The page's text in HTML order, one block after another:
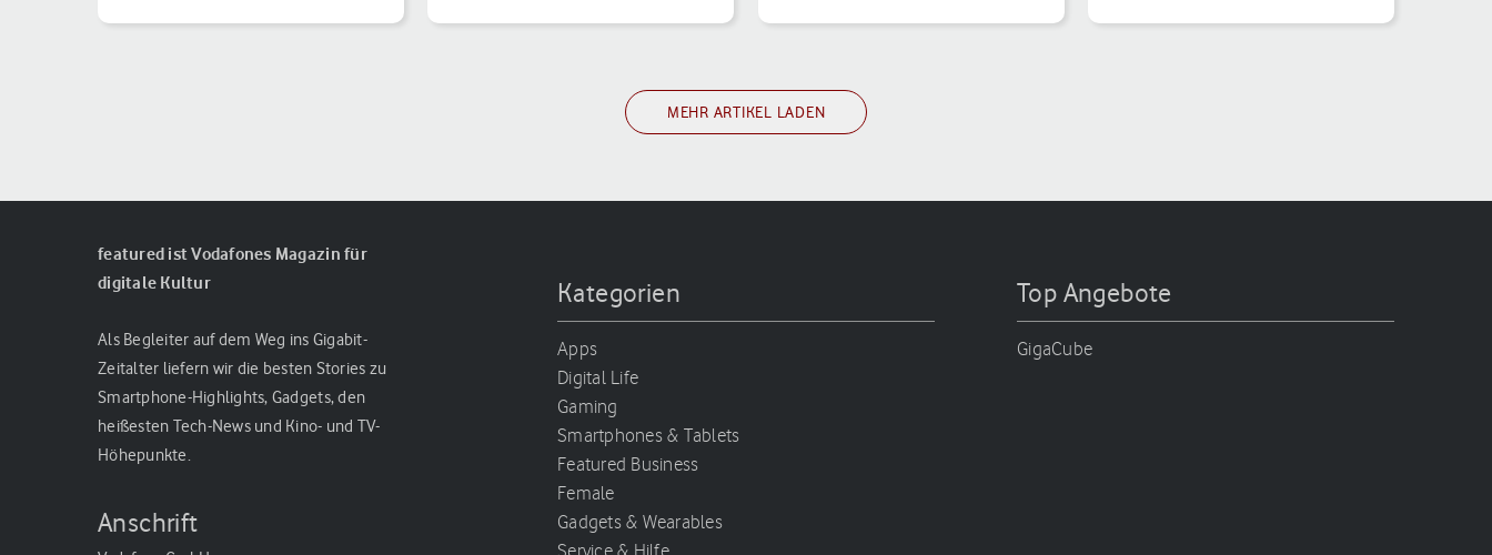
MEHR ARTIKEL LADEN
featured ist Vodafones Magazin für
digitale Kultur
Als Begleiter auf dem Weg ins Gigabit-
Zeitalter liefern wir die besten Stories zu
Smartphone-Highlights, Gadgets, den
heißesten Tech-News und Kino- und TV-
Höhepunkte.
Anschrift
Kategorien
Apps
Digital Life
Gaming
Smartphones & Tablets
Featured Business
Female
Gadgets & Wearables
Top Angebote
GigaCube